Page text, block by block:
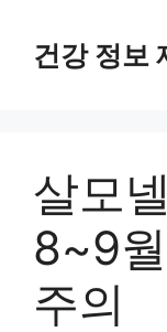
건강 정보
살모
8~9
주의